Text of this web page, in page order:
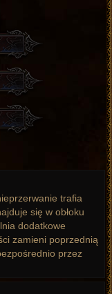
trafia
się w obłoku
dodatkowe
zamieni poprzednią
przez